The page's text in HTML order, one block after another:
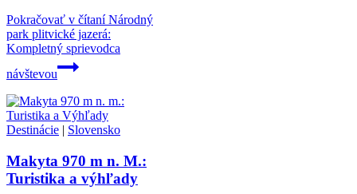
Pokračovať v čítaníNárodný
park plitvické jazerá:
Kompletný sprievodca
návštevou
Destinácie | Slovensko
Makyta 970 m n. M.:
Turistika a výhľady